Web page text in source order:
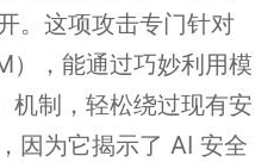
。这项攻击专门针对
），能通过巧妙利用模
机制，轻松绕过现有安
因为它揭示了 AI 安全